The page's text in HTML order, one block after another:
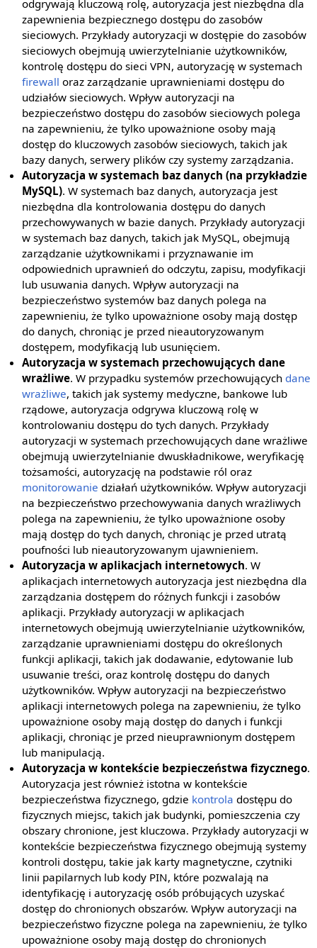
odgrywają kluczową rolę, autoryzacja jest niezbędna dla
zapewnienia bezpiecznego dostępu do zasobów
sieciowych. Przykłady autoryzacji w dostępie do zasobów
sieciowych obejmują uwierzytelnianie użytkowników,
kontrolę dostępu do sieci VPN, autoryzację w systemach
firewall oraz zarządzanie uprawnieniami dostępu do
udziałów sieciowych. Wpływ autoryzacji na
bezpieczeństwo dostępu do zasobów sieciowych polega
na zapewnieniu, że tylko upoważnione osoby mają
dostęp do kluczowych zasobów sieciowych, takich jak
bazy danych, serwery plików czy systemy zarządzania.
Autoryzacja w systemach baz danych (na przykładzie
MySQL). W systemach baz danych, autoryzacja jest
niezbędna dla kontrolowania dostępu do danych
przechowywanych w bazie danych. Przykłady autoryzacji
w systemach baz danych, takich jak MySQL, obejmują
zarządzanie użytkownikami i przyznawanie im
odpowiednich uprawnień do odczytu, zapisu, modyfikacji
lub usuwania danych. Wpływ autoryzacji na
bezpieczeństwo systemów baz danych polega na
zapewnieniu, że tylko upoważnione osoby mają dostęp
do danych, chroniąc je przed nieautoryzowanym
dostępem, modyfikacją lub usunięciem.
Autoryzacja w systemach przechowujących dane
wrażliwe. W przypadku systemów przechowujących dane
wrażliwe, takich jak systemy medyczne, bankowe lub
rządowe, autoryzacja odgrywa kluczową rolę w
kontrolowaniu dostępu do tych danych. Przykłady
autoryzacji w systemach przechowujących dane wrażliwe
obejmują uwierzytelnianie dwuskładnikowe, weryfikację
tożsamości, autoryzację na podstawie ról oraz
monitorowanie działań użytkowników. Wpływ autoryzacji
na bezpieczeństwo przechowywania danych wrażliwych
polega na zapewnieniu, że tylko upoważnione osoby
mają dostęp do tych danych, chroniąc je przed utratą
poufności lub nieautoryzowanym ujawnieniem.
Autoryzacja w aplikacjach internetowych. W
aplikacjach internetowych autoryzacja jest niezbędna dla
zarządzania dostępem do różnych funkcji i zasobów
aplikacji. Przykłady autoryzacji w aplikacjach
internetowych obejmują uwierzytelnianie użytkowników,
zarządzanie uprawnieniami dostępu do określonych
funkcji aplikacji, takich jak dodawanie, edytowanie lub
usuwanie treści, oraz kontrolę dostępu do danych
użytkowników. Wpływ autoryzacji na bezpieczeństwo
aplikacji internetowych polega na zapewnieniu, że tylko
upoważnione osoby mają dostęp do danych i funkcji
aplikacji, chroniąc je przed nieuprawnionym dostępem
lub manipulacją.
Autoryzacja w kontekście bezpieczeństwa fizycznego.
Autoryzacja jest również istotna w kontekście
bezpieczeństwa fizycznego, gdzie kontrola dostępu do
fizycznych miejsc, takich jak budynki, pomieszczenia czy
obszary chronione, jest kluczowa. Przykłady autoryzacji w
kontekście bezpieczeństwa fizycznego obejmują systemy
kontroli dostępu, takie jak karty magnetyczne, czytniki
linii papilarnych lub kody PIN, które pozwalają na
identyfikację i autoryzację osób próbujących uzyskać
dostęp do chronionych obszarów. Wpływ autoryzacji na
bezpieczeństwo fizyczne polega na zapewnieniu, że tylko
upoważnione osoby mają dostęp do chronionych